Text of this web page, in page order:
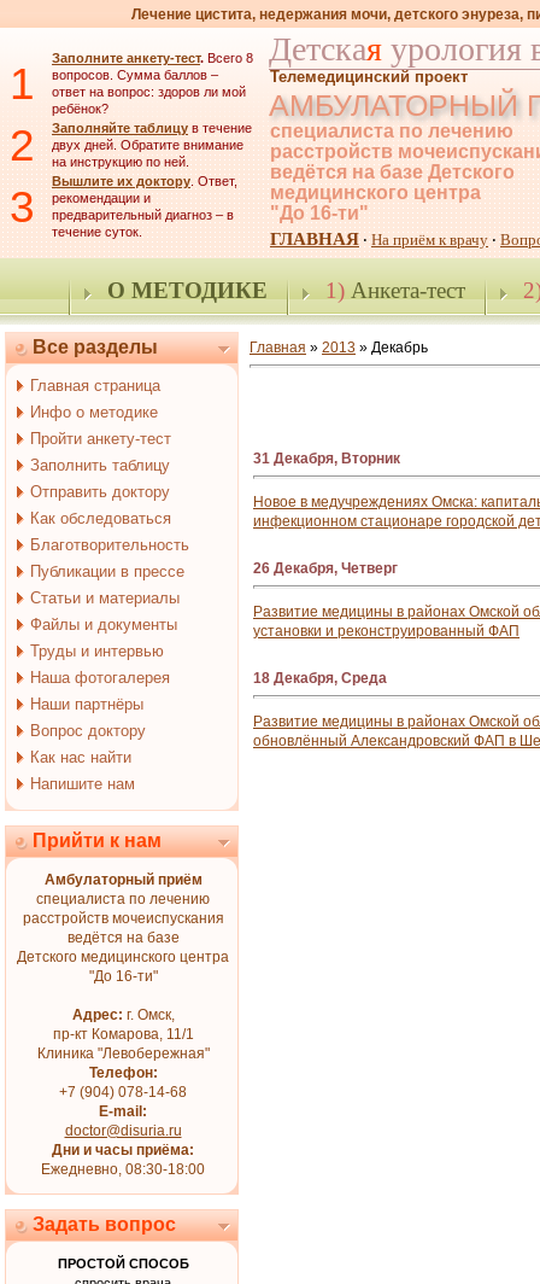
Лечение цистита, недержания мочи, детского энуреза,
1 Заполните анкету-тест. Всего 8
вопросов. Сумма баллов –
ответ на вопрос: здоров ли мой
ребёнок?
2 Заполняйте таблицу в течение
двух дней. Обратите внимание
на инструкцию по ней.
3 Вышлите их доктору. Ответ,
рекомендации и
предварительный диагноз – в
течение суток.
Детская урология
Телемедицинский проект
АМБУЛАТОРНЫЙ
специалиста по лечению
расстройств
ведётся на базе Детского
медицинского центра
"До 16-ти"
ГЛАВНАЯ · На приём к врачу ·
О МЕТОДИКЕ 1)Анкета-тест
Все разделы
Главная страница
Инфо о методике
Пройти анкету-тест
Заполнить таблицу
Отправить доктору
Как обследоваться
Благотворительность
Публикации в прессе
Статьи и материалы
Файлы и документы
Труды и интервью
Наша фотогалерея
Наши партнёры
Вопрос доктору
Как нас найти
Напишите нам
Прийти к нам
Амбулаторный приём
специалиста по лечению
расстройств мочеиспускания
ведётся на базе
Детского медицинского центра
"До 16-ти"
Адрес: г. Омск,
пр-кт Комарова, 11/1
Клиника "Левобережная"
Телефон:
+7 (904) 078-14-68
E-mail:
doctor@disuria.ru
Дни и часы приёма:
Ежедневно, 08:30-18:00
Задать вопрос
ПРОСТОЙ СПОСОБ
Главная » 2013 » Декабрь
31 Декабря, Вторник
Новое в медучреждениях Омска:
инфекционном стационаре городской
26 Декабря, Четверг
Развитие медицины в районах Омской
установки и реконструированный ФАП
18 Декабря, Среда
Развитие медицины в районах Омской
обновлённый Александровский ФАП в